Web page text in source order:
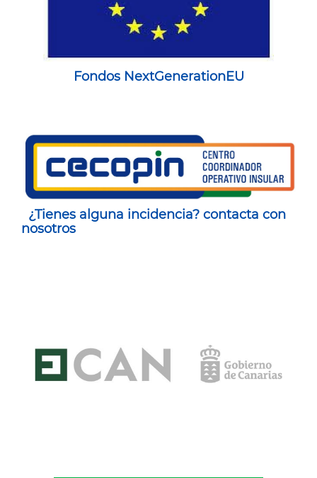
Fondos NextGenerationEU
¿Tienes alguna incidencia? contacta con
nosotros